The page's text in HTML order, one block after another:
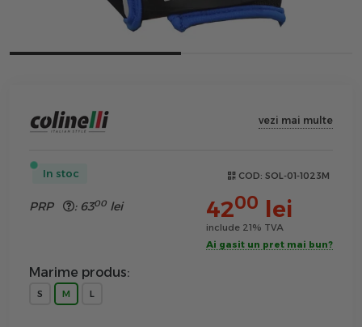
vezi mai multe
In stoc COD: SOL-01-1023M
PRP : 6300 lei 4200 lei
include 21% TVA
Ai gasit un pret mai bun?
Marime produs:
S M L